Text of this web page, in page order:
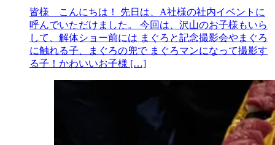
皆様 こんにちは！ 先日は、A社様の社内イベントに
呼んでいただけました。 今回は、沢山のお子様もいら
して、解体ショー前には まぐろと記念撮影会やまぐろ
に触れる子、まぐろの兜で まぐろマンになって撮影す
る子！かわいいお子様 […]